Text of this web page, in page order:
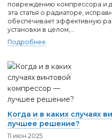
повреждению компрессора и
эта статья о радиаторе,
обеспечивает эффективную
установки в целом,...
Подробнее
Когда и в каких случаях
лучшее решение?
11 июн 2025